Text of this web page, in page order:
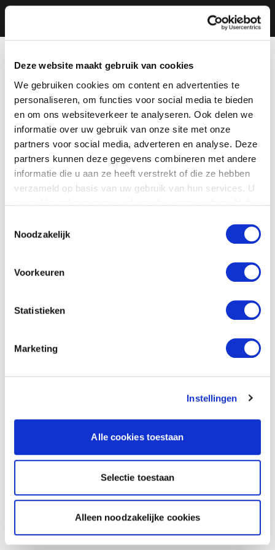
Deze website maakt gebruik van cookies
We gebruiken cookies om content en advertenties te
personaliseren, om functies voor social media te bieden
en om ons websiteverkeer te analyseren. Ook delen we
informatie over uw gebruik van onze site met onze
partners voor social media, adverteren en analyse. Deze
partners kunnen deze gegevens combineren met andere
informatie die u aan ze heeft verstrekt of die ze hebben
verzameld op basis van uw gebruik van hun services. U
Noodzakelijk
Voorkeuren
Statistieken
Marketing
Instellingen
Alle cookies toestaan
Selectie toestaan
Alleen noodzakelijke cookies